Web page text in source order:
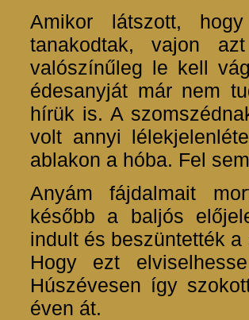
Amikor látszott,
tanakodtak, vajon
valószínűleg le kell
édesanyját már nem
hírük is. A
volt annyi
ablakon a hóba. Fel
Anyám fájdalmait
később a baljós
indult és beszüntették
Hogy ezt
Húszévesen így
éven át.